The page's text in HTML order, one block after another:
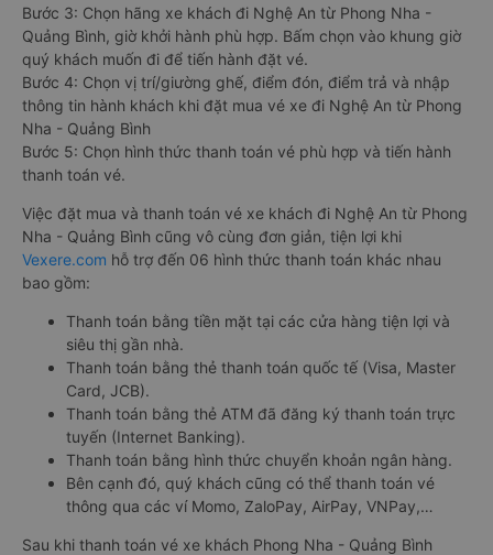
Bước 3: Chọn hãng xe khách đi Nghệ An từ Phong Nha -
Quảng Bình, giờ khởi hành phù hợp. Bấm chọn vào khung giờ
quý khách muốn đi để tiến hành đặt vé.
Bước 4: Chọn vị trí/giường ghế, điểm đón, điểm trả và nhập
thông tin hành khách khi đặt mua vé xe đi Nghệ An từ Phong
Nha - Quảng Bình
Bước 5: Chọn hình thức thanh toán vé phù hợp và tiến hành
thanh toán vé.
Việc đặt mua và thanh toán vé xe khách đi Nghệ An từ Phong
Nha - Quảng Bình cũng vô cùng đơn giản, tiện lợi khi
Vexere.com hỗ trợ đến 06 hình thức thanh toán khác nhau
bao gồm:
Thanh toán bằng tiền mặt tại các cửa hàng tiện lợi và
siêu thị gần nhà.
Thanh toán bằng thẻ thanh toán quốc tế (Visa, Master
Card, JCB).
Thanh toán bằng thẻ ATM đã đăng ký thanh toán trực
tuyến (Internet Banking).
Thanh toán bằng hình thức chuyển khoản ngân hàng.
Bên cạnh đó, quý khách cũng có thể thanh toán vé
thông qua các ví Momo, ZaloPay, AirPay, VNPay,…
Sau khi thanh toán vé xe khách Phong Nha - Quảng Bình